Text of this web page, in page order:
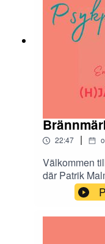
22:47 |
Välkommen
där Patrik
de tolv
antologin
stigma och
bild. I